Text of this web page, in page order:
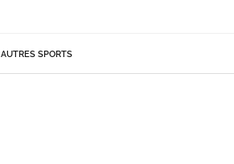
AUTRES SPORTS